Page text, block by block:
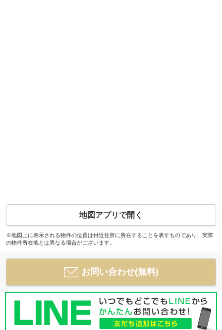
地図アプリで開く
※地図上に表示される物件の位置は付近住所に所在することを表すものであり、実際
の物件所在地とは異なる場合がございます。
お問い合わせ(無料)